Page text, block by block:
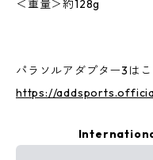
＜重量＞約128g
パラソルアダプター3は
https://